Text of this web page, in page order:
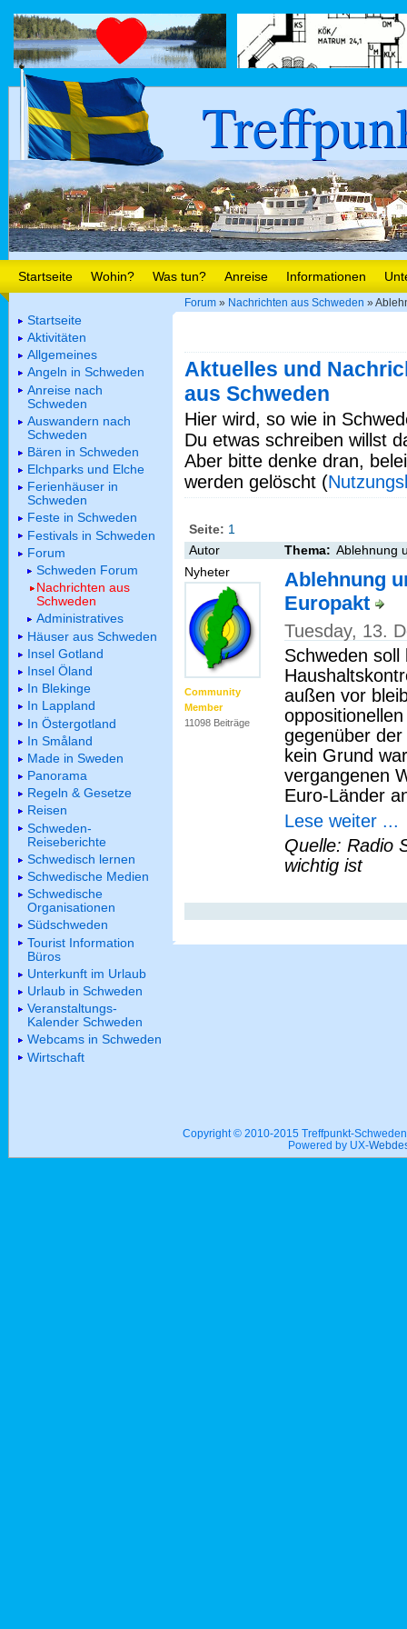
Startseite Wohin? Was tun? Anreise Informationen
Forum » Nachrichten aus Schweden »
Aktuelles und
aus Schweden
Hier wird, so wie in
Du etwas schreiben willst
Aber bitte denke dran,
werden gelöscht (
Seite: 1
Autor
Thema: Ablehnung
Nyheter
Community
Member
11098 Beiträge
Ablehnung
Europakt
Tuesday, 13.
Schweden
außen vor
gegenüber
kein Grund
vergangenen
Euro-Länder
Lese weiter ...
Quelle: Radio
wichtig ist
Startseite
Aktivitäten
Allgemeines
Angeln in Schweden
Anreise nach
Schweden
Auswandern nach
Schweden
Bären in Schweden
Elchparks und Elche
Ferienhäuser in
Schweden
Feste in Schweden
Festivals in Schweden
Forum
Schweden Forum
Nachrichten aus
Schweden
Administratives
Häuser aus Schweden
Insel Gotland
Insel Öland
In Blekinge
In Lappland
In Östergotland
In Småland
Made in Sweden
Panorama
Regeln & Gesetze
Reisen
Schweden-
Reiseberichte
Schwedisch lernen
Schwedische Medien
Schwedische
Organisationen
Südschweden
Tourist Information
Büros
Unterkunft im Urlaub
Urlaub in Schweden
Veranstaltungs-
Kalender Schweden
Webcams in Schweden
Wirtschaft
Copyright © 2010-2015 Treffpunkt-
Powered by UX-